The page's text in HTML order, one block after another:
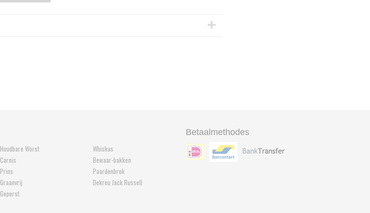
Houdbare Worst
Carnis
Prins
Graanvrij
Geperst
Whiskas
Bewaar-bakken
Paardenbrok
Dekreu Jack Russell
Betaalmethodes